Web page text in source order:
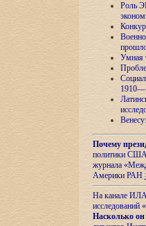
Роль
Умная
Почему
политики США
журнала
Америки РАН
На канале ИЛА
исследований «
Насколько он